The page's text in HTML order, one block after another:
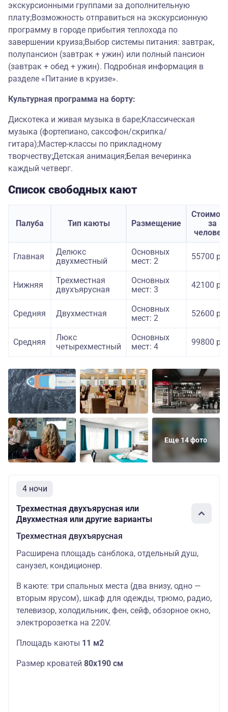
экскурсионными группами за дополнительную
плату;Возможность отправиться на экскурсионную
программу в городе прибытия теплохода по
завершении круиза;Выбор системы питания: завтрак,
полупансион (завтрак + ужин) или полный пансион
(завтрак + обед + ужин). Подробная информация в
разделе «Питание в круизе».
Культурная программа на борту:
Дискотека и живая музыка в баре;Классическая
музыка (фортепиано, саксофон/скрипка/
гитара);Мастер-классы по прикладному
творчеству;Детская анимация;Белая вечеринка
каждый четверг.
Список свободных кают
Палуба Тип каюты Размещение
за
Главная
Делюкс
двухместный
Основных
мест: 2
55700
Нижняя
Трехместная
двухъярусная
Основных
мест: 3
42100
Средняя Двухместная
Основных
мест: 2
52600
Средняя
Люкс
четырехместный
Основных
мест: 4
99800
Еще 14 фото
4 ночи
Трехместная двухъярусная или
Двухместная или другие варианты
Трехместная двухъярусная
Расширена площадь санблока, отдельный душ,
санузел, кондиционер.
В каюте: три спальных места (два внизу, одно —
вторым ярусом), шкаф для одежды, трюмо, радио,
телевизор, холодильник, фен, сейф, обзорное окно,
электророзетка на 220V.
Площадь каюты 11 м2
Размер кроватей 80х190 см